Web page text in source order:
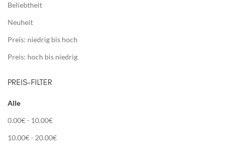
Beliebtheit
Neuheit
Preis: niedrig bis hoch
Preis: hoch bis niedrig
PREIS-FILTER
Alle
0.00€- 10.00€
10.00€- 20.00€